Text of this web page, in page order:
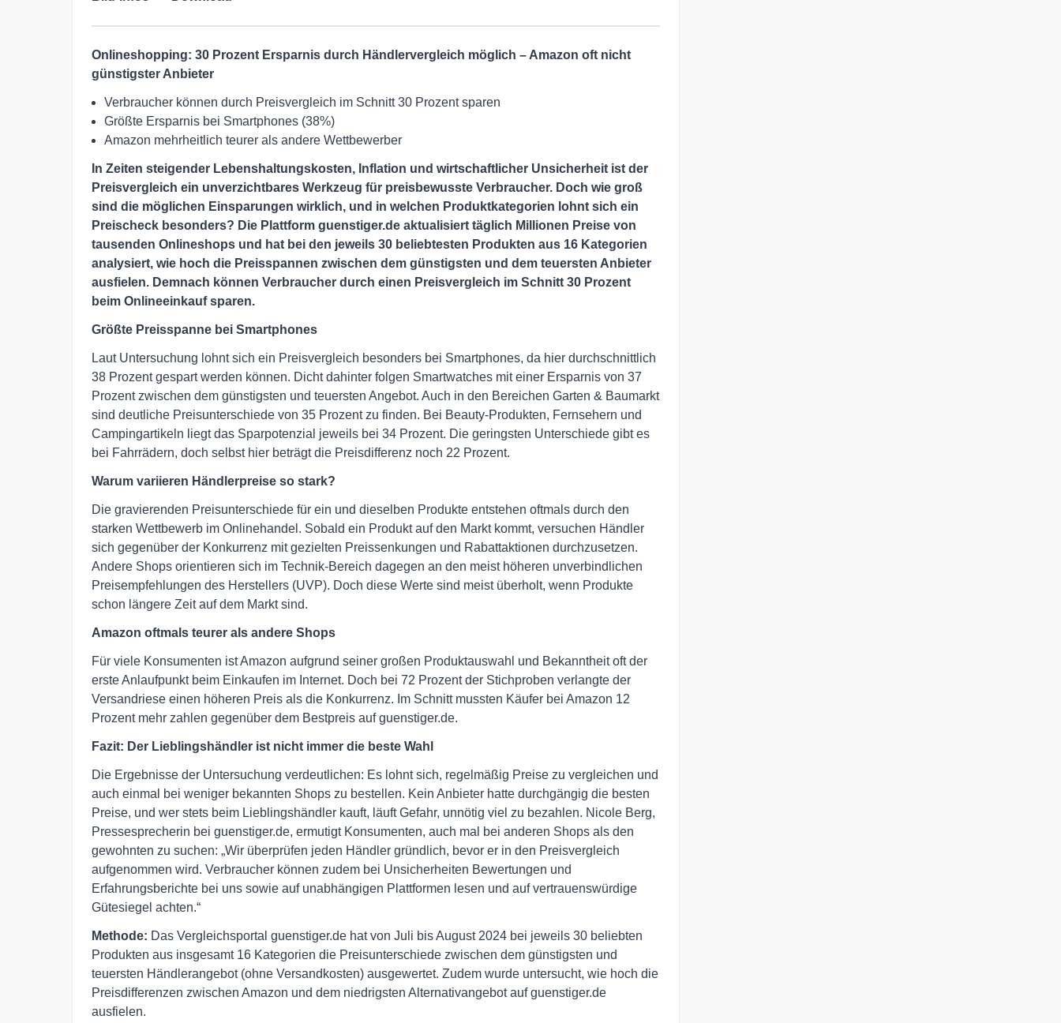
Onlineshopping: 30 Prozent Ersparnis durch Händlervergleich möglich – Amazon oft nicht
günstigster Anbieter
Verbraucher können durch Preisvergleich im Schnitt 30 Prozent sparen
Größte Ersparnis bei Smartphones (38%)
Amazon mehrheitlich teurer als andere Wettbewerber
In Zeiten steigender Lebenshaltungskosten, Inflation und wirtschaftlicher Unsicherheit ist der
Preisvergleich ein unverzichtbares Werkzeug für preisbewusste Verbraucher. Doch wie groß
sind die möglichen Einsparungen wirklich, und in welchen Produktkategorien lohnt sich ein
Preischeck besonders? Die Plattform guenstiger.de aktualisiert täglich Millionen Preise von
tausenden Onlineshops und hat bei den jeweils 30 beliebtesten Produkten aus 16 Kategorien
analysiert, wie hoch die Preisspannen zwischen dem günstigsten und dem teuersten Anbieter
ausfielen. Demnach können Verbraucher durch einen Preisvergleich im Schnitt 30 Prozent
beim Onlineeinkauf sparen.
Größte Preisspanne bei Smartphones
Laut Untersuchung lohnt sich ein Preisvergleich besonders bei Smartphones, da hier durchschnittlich
38 Prozent gespart werden können. Dicht dahinter folgen Smartwatches mit einer Ersparnis von 37
Prozent zwischen dem günstigsten und teuersten Angebot. Auch in den Bereichen Garten & Baumarkt
sind deutliche Preisunterschiede von 35 Prozent zu finden. Bei Beauty-Produkten, Fernsehern und
Campingartikeln liegt das Sparpotenzial jeweils bei 34 Prozent. Die geringsten Unterschiede gibt es
bei Fahrrädern, doch selbst hier beträgt die Preisdifferenz noch 22 Prozent.
Warum variieren Händlerpreise so stark?
Die gravierenden Preisunterschiede für ein und dieselben Produkte entstehen oftmals durch den
starken Wettbewerb im Onlinehandel. Sobald ein Produkt auf den Markt kommt, versuchen Händler
sich gegenüber der Konkurrenz mit gezielten Preissenkungen und Rabattaktionen durchzusetzen.
Andere Shops orientieren sich im Technik-Bereich dagegen an den meist höheren unverbindlichen
Preisempfehlungen des Herstellers (UVP). Doch diese Werte sind meist überholt, wenn Produkte
schon längere Zeit auf dem Markt sind.
Amazon oftmals teurer als andere Shops
Für viele Konsumenten ist Amazon aufgrund seiner großen Produktauswahl und Bekanntheit oft der
erste Anlaufpunkt beim Einkaufen im Internet. Doch bei 72 Prozent der Stichproben verlangte der
Versandriese einen höheren Preis als die Konkurrenz. Im Schnitt mussten Käufer bei Amazon 12
Prozent mehr zahlen gegenüber dem Bestpreis auf guenstiger.de.
Fazit: Der Lieblingshändler ist nicht immer die beste Wahl
Die Ergebnisse der Untersuchung verdeutlichen: Es lohnt sich, regelmäßig Preise zu vergleichen und
auch einmal bei weniger bekannten Shops zu bestellen. Kein Anbieter hatte durchgängig die besten
Preise, und wer stets beim Lieblingshändler kauft, läuft Gefahr, unnötig viel zu bezahlen. Nicole Berg,
Pressesprecherin bei guenstiger.de, ermutigt Konsumenten, auch mal bei anderen Shops als den
gewohnten zu suchen: „Wir überprüfen jeden Händler gründlich, bevor er in den Preisvergleich
aufgenommen wird. Verbraucher können zudem bei Unsicherheiten Bewertungen und
Erfahrungsberichte bei uns sowie auf unabhängigen Plattformen lesen und auf vertrauenswürdige
Gütesiegel achten.“
Methode: Das Vergleichsportal guenstiger.de hat von Juli bis August 2024 bei jeweils 30 beliebten
Produkten aus insgesamt 16 Kategorien die Preisunterschiede zwischen dem günstigsten und
teuersten Händlerangebot (ohne Versandkosten) ausgewertet. Zudem wurde untersucht, wie hoch die
Preisdifferenzen zwischen Amazon und dem niedrigsten Alternativangebot auf guenstiger.de
ausfielen.